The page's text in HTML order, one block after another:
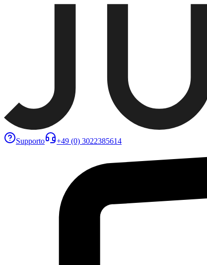
Supporto +49 (0) 3022385614